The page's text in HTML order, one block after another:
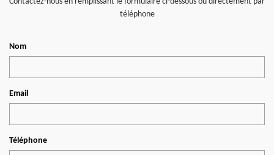
téléphone
Nom
Email
Téléphone